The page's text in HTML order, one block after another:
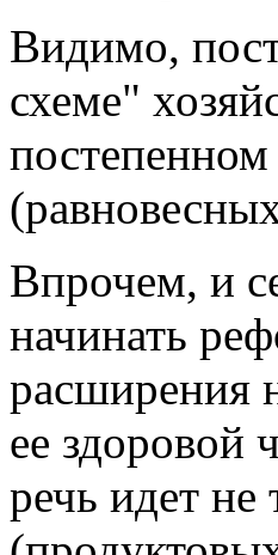
Видимо,
схеме"
Впрочем, и
начинать
расширения
ее здоровой
речь идет